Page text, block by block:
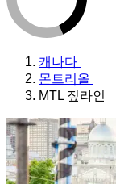
캐나다
몬트리올
MTL 짚라인